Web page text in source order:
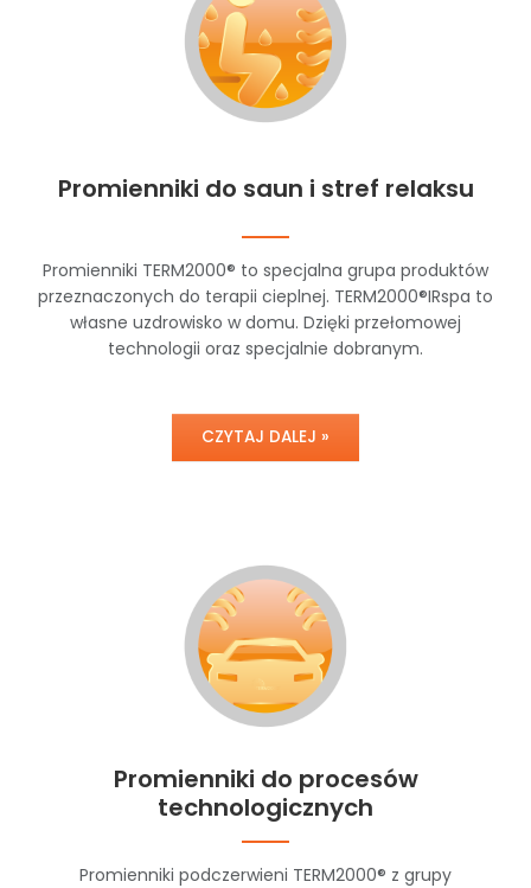
Promienniki do saun i stref relaksu
Promienniki TERM2000® to specjalna grupa produktów
przeznaczonych do terapii cieplnej. TERM2000®IRspa to
własne uzdrowisko w domu. Dzięki przełomowej
technologii oraz specjalnie dobranym.
CZYTAJ DALEJ »
Promienniki do procesów
technologicznych
Promienniki podczerwieni TERM2000® z grupy